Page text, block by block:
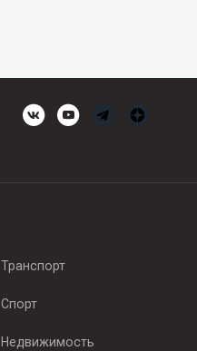
Транспорт
Спорт
Недвижимость